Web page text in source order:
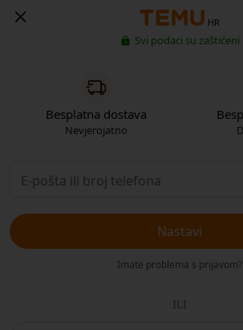
HR
Svi podaci su zaštićeni
Besplatna dostava
Nevjerojatno
Nastavi
Imate problema s prijavom?
ILI